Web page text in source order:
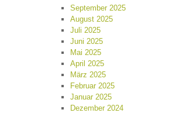
September 2025
August 2025
Juli 2025
Juni 2025
Mai 2025
April 2025
März 2025
Februar 2025
Januar 2025
Dezember 2024